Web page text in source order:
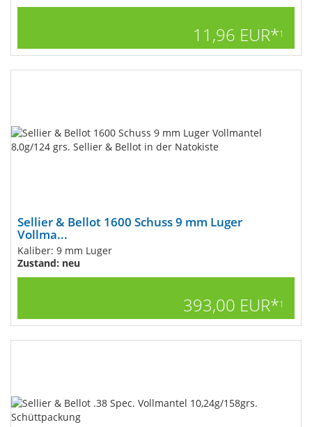
11,96 EUR*1
Sellier & Bellot 1600 Schuss 9 mm Luger
Vollma...
Kaliber: 9 mm Luger
Zustand: neu
393,00 EUR*1